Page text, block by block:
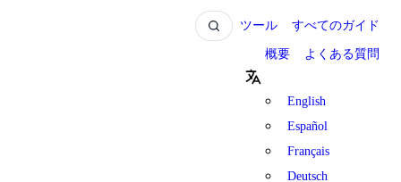
ツール すべてのガイド
概要 よくある質問
English
Español
Français
Deutsch